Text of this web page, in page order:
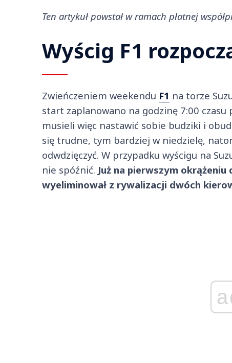
Ten artykuł powstał w ramach płatnej
Wyścig F1
Zwieńczeniem weekendu F1 na torze
start zaplanowano na godzinę 7:00 czasu
musieli więc nastawić sobie budziki i
się trudne, tym bardziej w niedzielę,
odwdzięczyć. W przypadku wyścigu na
nie spóźnić. Już na pierwszym
wyeliminował z rywalizacji dwóch